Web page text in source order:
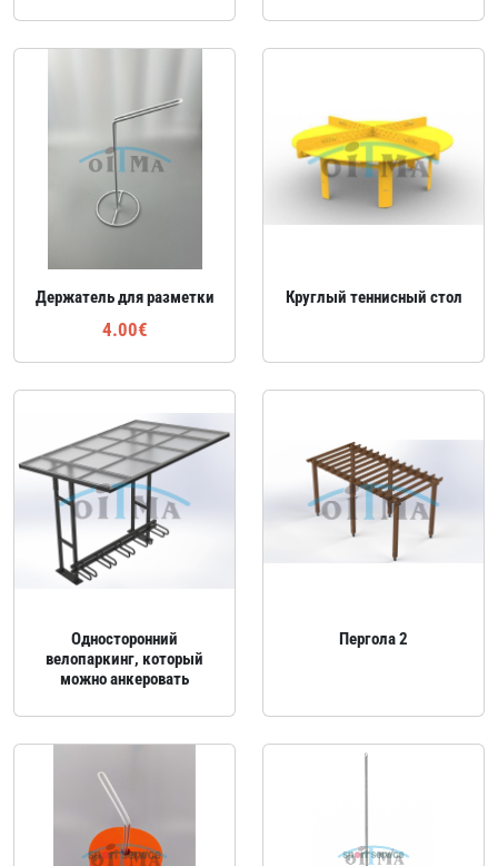
Держатель для разметки
4.00€
Круглый теннисный стол
Односторонний
велопаркинг, который
можно анкеровать
Пергола 2